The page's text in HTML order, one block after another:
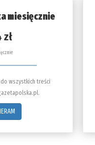
miesięcznie
zł
wszystkich treści